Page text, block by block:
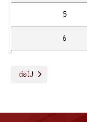
5
6
เนื้อหาถัดไป: ฝ่ายบริหารทรั
ต่อไป